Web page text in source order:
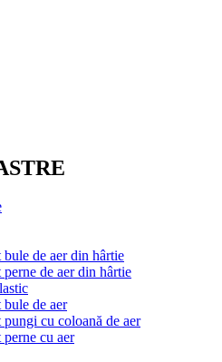
de aer din hârtie
de aer din hârtie
de aer
cu coloană de aer
cu aer